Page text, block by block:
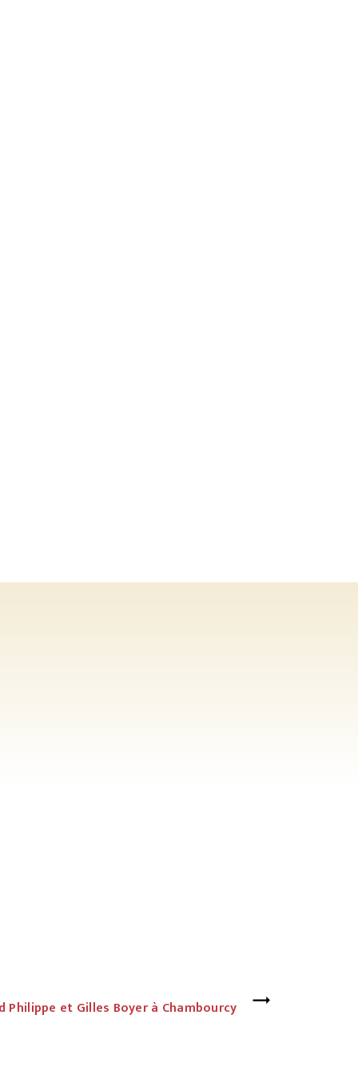
Philippe et Gilles Boyer à Chambourcy